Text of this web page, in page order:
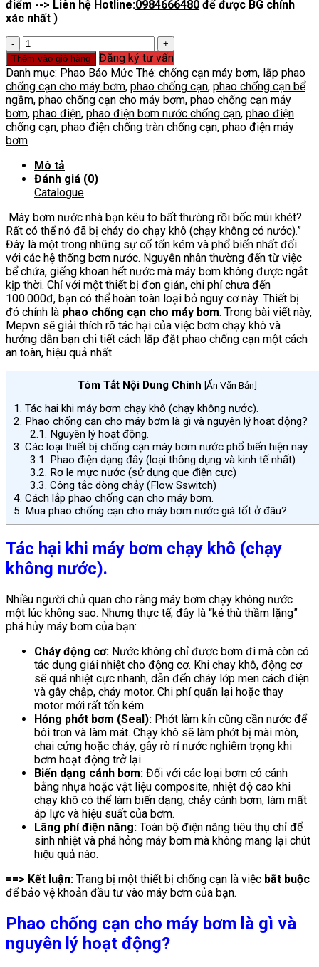
điểm --> Liên hệ Hotline:0984666480 để được BG chính
xác nhất )
Phao
Chống
Cạn
Cho
Máy
Bơm
Nước
số
lượng
Thêm vào giỏ hàng
Đăng ký tư vấn
Danh mục: Phao Báo Mức Thẻ: chống cạn máy bơm, lắp phao
chống cạn cho máy bơm, phao chống cạn, phao chống cạn bể
ngầm, phao chống cạn cho máy bơm, phao chống cạn máy
bơm, phao điện, phao điện bơm nước chống cạn, phao điện
chống cạn, phao điện chống tràn chống cạn, phao điện máy
bơm
Mô tả
Đánh giá (0)
Catalogue
Máy bơm nước nhà bạn kêu to bất thường rồi bốc mùi khét?
Rất có thể nó đã bị cháy do chạy khô (chạy không có nước).”
Đây là một trong những sự cố tốn kém và phổ biến nhất đối
với các hệ thống bơm nước. Nguyên nhân thường đến từ việc
bể chứa, giếng khoan hết nước mà máy bơm không được ngắt
kịp thời. Chỉ với một thiết bị đơn giản, chi phí chưa đến
100.000đ, bạn có thể hoàn toàn loại bỏ nguy cơ này. Thiết bị
đó chính là phao chống cạn cho máy bơm. Trong bài viết này,
Mepvn sẽ giải thích rõ tác hại của việc bơm chạy khô và
hướng dẫn bạn chi tiết cách lắp đặt phao chống cạn một cách
an toàn, hiệu quả nhất.
Tóm Tắt Nội Dung Chính [Ẩn Văn Bản]
1. Tác hại khi máy bơm chạy khô (chạy không nước).
2. Phao chống cạn cho máy bơm là gì và nguyên lý hoạt động?
2.1. Nguyên lý hoạt động.
3. Các loại thiết bị chống cạn máy bơm nước phổ biến hiện nay
3.1. Phao điện dạng đây (loại thông dụng và kinh tế nhất)
3.2. Rơ le mực nước (sử dụng que điện cực)
3.3. Công tắc dòng chảy (Flow Sswitch)
4. Cách lắp phao chống cạn cho máy bơm.
5. Mua phao chống cạn cho máy bơm nước giá tốt ở đâu?
Tác hại khi máy bơm chạy khô (chạy
không nước).
Nhiều người chủ quan cho rằng máy bơm chạy không nước
một lúc không sao. Nhưng thực tế, đây là “kẻ thù thầm lặng”
phá hủy máy bơm của bạn:
Cháy động cơ: Nước không chỉ được bơm đi mà còn có
tác dụng giải nhiệt cho động cơ. Khi chạy khô, động cơ
sẽ quá nhiệt cực nhanh, dẫn đến cháy lớp men cách điện
và gây chập, cháy motor. Chi phí quấn lại hoặc thay
motor mới rất tốn kém.
Hỏng phớt bơm (Seal): Phớt làm kín cũng cần nước để
bôi trơn và làm mát. Chạy khô sẽ làm phớt bị mài mòn,
chai cứng hoặc chảy, gây rò rỉ nước nghiêm trọng khi
bơm hoạt động trở lại.
Biến dạng cánh bơm: Đối với các loại bơm có cánh
bằng nhựa hoặc vật liệu composite, nhiệt độ cao khi
chạy khô có thể làm biến dạng, chảy cánh bơm, làm mất
áp lực và hiệu suất của bơm.
Lãng phí điện năng: Toàn bộ điện năng tiêu thụ chỉ để
sinh nhiệt và phá hỏng máy bơm mà không mang lại chút
hiệu quả nào.
==> Kết luận: Trang bị một thiết bị chống cạn là việc bắt buộc
để bảo vệ khoản đầu tư vào máy bơm của bạn.
Phao chống cạn cho máy bơm là gì và
nguyên lý hoạt động?